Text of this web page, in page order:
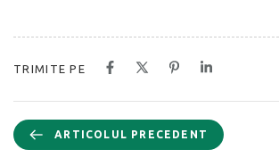
TRIMITE PE
ARTICOLUL PRECEDENT